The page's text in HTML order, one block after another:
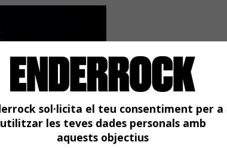
sol·licita el teu consentiment per a
utilitzar les teves dades personals amb
aquests objectius